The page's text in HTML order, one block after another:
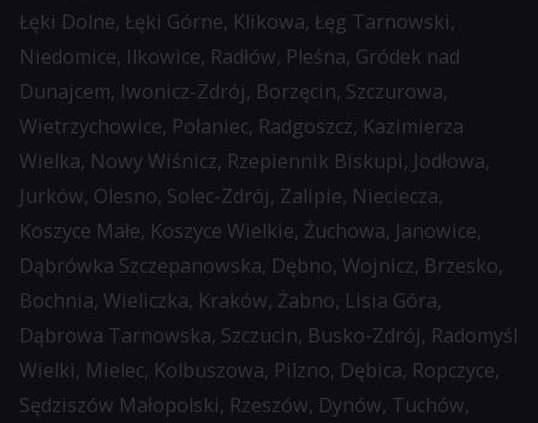
Łęki Dolne, Łęki Górne, Klikowa, Łęg Tarnowski,
Niedomice, Ilkowice, Radłów, Pleśna, Gródek nad
Dunajcem, Iwonicz-Zdrój, Borzęcin, Szczurowa,
Wietrzychowice, Połaniec, Radgoszcz, Kazimierza
Wielka, Nowy Wiśnicz, Rzepiennik Biskupi, Jodłowa,
Jurków, Olesno, Solec-Zdrój, Zalipie, Nieciecza,
Koszyce Małe, Koszyce Wielkie, Żuchowa, Janowice,
Dąbrówka Szczepanowska, Dębno, Wojnicz, Brzesko,
Bochnia, Wieliczka, Kraków, Żabno, Lisia Góra,
Dąbrowa Tarnowska, Szczucin, Busko-Zdrój, Radomyśl
Wielki, Mielec, Kolbuszowa, Pilzno, Dębica, Ropczyce,
Sędziszów Małopolski, Rzeszów, Dynów, Tuchów,
zbiera
dane,
zapoznaj
się
polityką
prywatności
witryny.
Ten
dokument
opisuje
rodzaje